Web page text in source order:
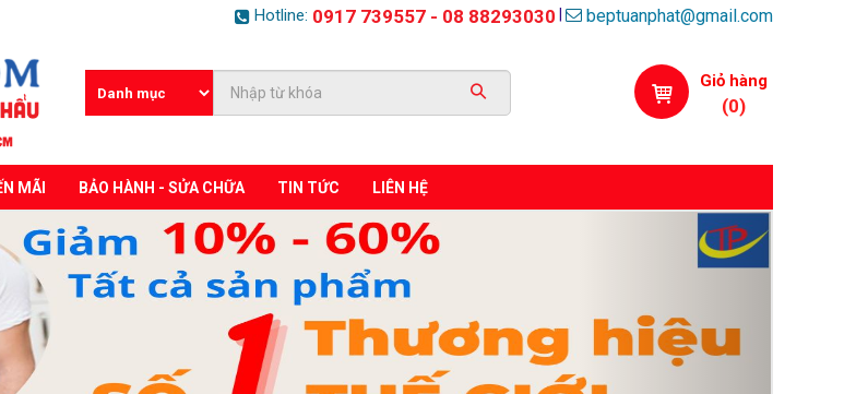
Hotline: 0917 739557 - 08 88293030 beptuanphat@gmail.com
Giỏ hàng
(0)
MÃI BẢO HÀNH - SỬA CHỮA TIN TỨC LIÊN HỆ
Next